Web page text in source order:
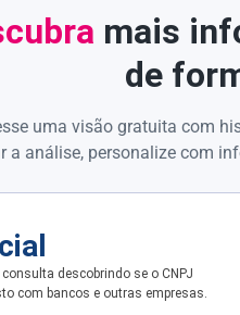
mais
de
uma visão gratuita com
a análise, personalize com
descobrindo se o CNPJ
com bancos e outras empresas.